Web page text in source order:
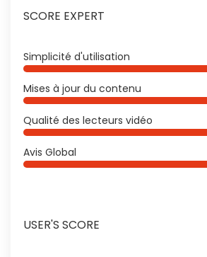
SCORE EXPERT
Simplicité d'utilisation
Mises à jour du contenu
Qualité des lecteurs vidéo
Avis Global
USER'S SCORE